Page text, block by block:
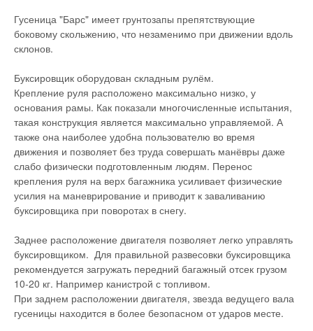
Гусеница "Барс" имеет грунтозапы препятствующие
боковому скольжению, что незаменимо при движении вдоль
склонов.
Буксировщик оборудован складным рулём.
Крепление руля расположено максимально низко, у
основания рамы. Как показали многочисленные испытания,
такая конструкция является максимально управляемой. А
также она наиболее удобна пользователю во время
движения и позволяет без труда совершать манёвры даже
слабо физически подготовленным людям. Перенос
крепления руля на верх багажника усиливает физические
усилия на маневрирование и приводит к заваливанию
буксировщика при поворотах в снегу.
Заднее расположение двигателя позволяет легко управлять
буксировщиком. Для правильной развесовки буксировщика
рекомендуется загружать передний багажный отсек грузом
10-20 кг. Например канистрой с топливом.
При заднем расположении двигателя, звезда ведущего вала
гусеницы находится в более безопасном от ударов месте.